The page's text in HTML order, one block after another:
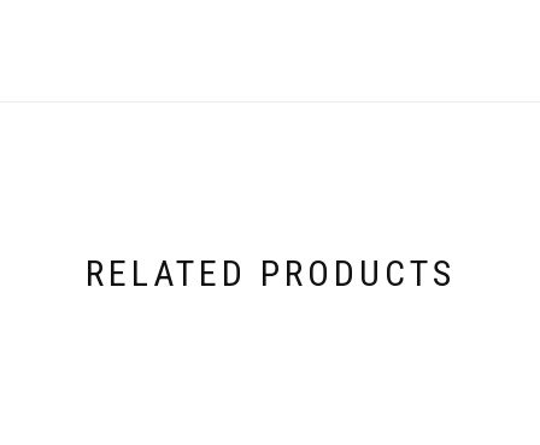
RELATED PRODUCTS